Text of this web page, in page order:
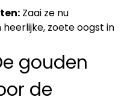
Zaai ze nu
zoete oogst in
gouden
de